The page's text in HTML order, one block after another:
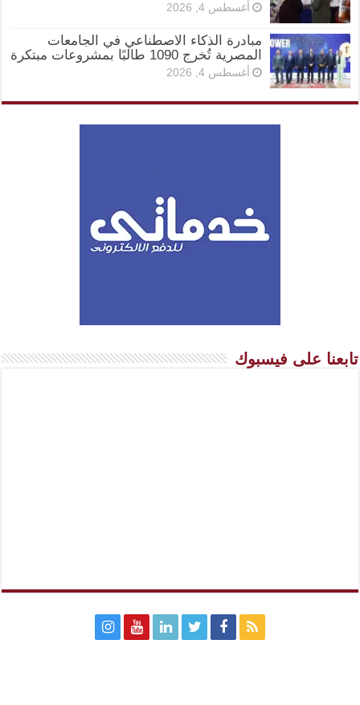
أغسطس 4, 2026
مبادرة الذكاء الاصطناعي في الجامعات
المصرية تُخرج 1090 طالبًا بمشروعات مبتكرة
أغسطس 4, 2026
تابعنا على فيسبوك